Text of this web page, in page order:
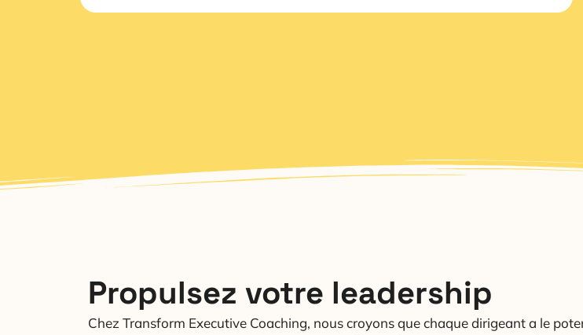
Propulsez votre leadership
Chez Transform Executive Coaching, nous croyons que chaque dirigeant a le